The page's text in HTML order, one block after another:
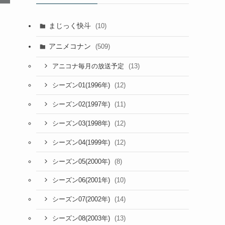
まじっく快斗 (10)
アニメコナン (509)
アニコナ毎月の放送予定 (13)
シーズン01(1996年) (12)
シーズン02(1997年) (11)
シーズン03(1998年) (12)
シーズン04(1999年) (12)
シーズン05(2000年) (8)
シーズン06(2001年) (10)
シーズン07(2002年) (14)
シーズン08(2003年) (13)